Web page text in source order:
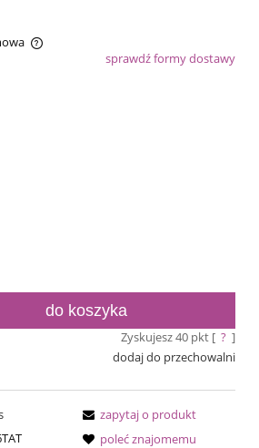
kosztów płatności
sprawdź formy dostawy
do koszyka
Zyskujesz40pkt [ ? ]
dodaj do przechowalni
zapytaj o produkt
poleć znajomemu